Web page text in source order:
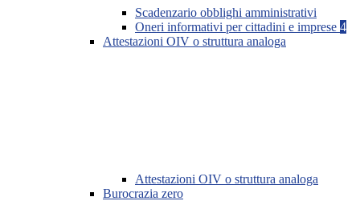
Scadenzario obblighi amministrativi
Oneri informativi per cittadini e imprese 4
Attestazioni OIV o struttura analoga
Attestazioni OIV o struttura analoga
Burocrazia zero